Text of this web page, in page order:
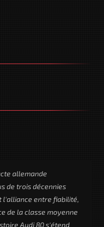
allemande
de trois décennies
l'alliance entre fiabilité,
de la classe moyenne
Audi 80 s'étend